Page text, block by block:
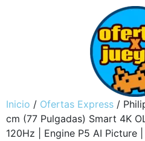
Inicio / Ofertas Express /
cm (77 Pulgadas) Smart 4K
120Hz | Engine P5 AI Picture